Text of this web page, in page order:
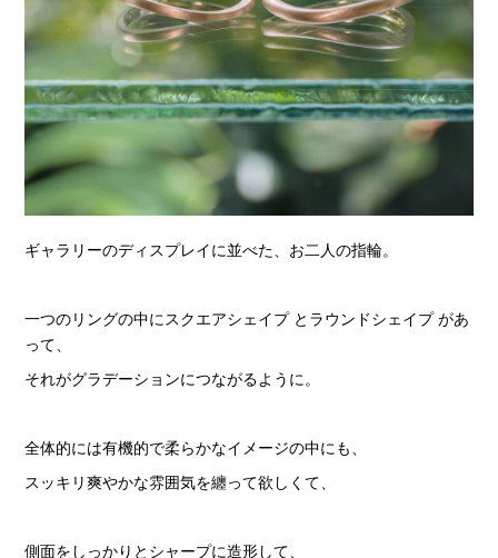
ギャラリーのディスプレイに並べた、お二人の指輪。
一つのリングの中にスクエアシェイプ とラウンドシェイプ があ
って、
それがグラデーションにつながるように。
全体的には有機的で柔らかなイメージの中にも、
スッキリ爽やかな雰囲気を纏って欲しくて、
側面をしっかりとシャープに造形して、